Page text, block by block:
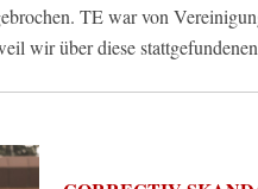
TE war von
wir über diese